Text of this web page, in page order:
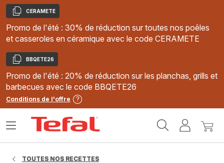
Copier
CERAMETE
Promo de l'été : 30% de réduction sur toutes nos poêles
et casseroles en céramique avec le code CERAMETE
Copier
BBQETE26
Promo de l'été : 20% de réduction sur les planchas, grills et
barbecues avec le code BBQETE26
Conditions de l'offre
MonMon
Ouvrir
TOUTES NOS RECETTES